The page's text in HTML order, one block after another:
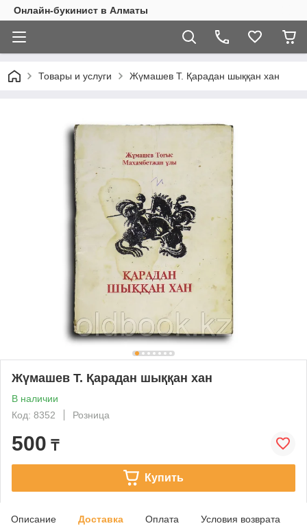
Онлайн-букинист в Алматы
Товары и услуги Жүмашев Т. Қарадан шыққан хан
Жүмашев Т. Қарадан шыққан хан
В наличии
Код: 8352
Розница
500 ₸
Купить
Описание Доставка Оплата Условия возврата